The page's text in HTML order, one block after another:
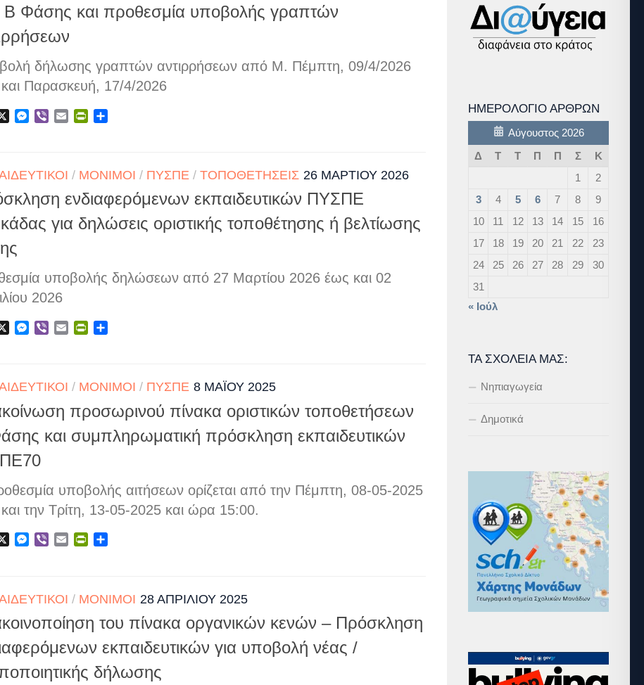
Φάσης και προθεσμία υποβολής γραπτών
δήλωσης γραπτών αντιρρήσεων από Μ. Πέμπτη, 09/4/2026
Παρασκευή, 17/4/2026
Messenger
Viber EmailPrintFriendly
/ ΜΌΝΙΜΟΙ / ΠΥΣΠΕ / ΤΟΠΟΘΕΤΉΣΕΙΣ 26 ΜΑΡΤΊΟΥ 2026
ενδιαφερόμενων εκπαιδευτικών ΠΥΣΠΕ
για δηλώσεις οριστικής τοποθέτησης ή βελτίωσης
υποβολής δηλώσεων από 27 Μαρτίου 2026 έως και 02
2026
Messenger
Viber EmailPrintFriendly
/ ΜΌΝΙΜΟΙ / ΠΥΣΠΕ 8 ΜΑΪ́ΟΥ 2025
προσωρινού πίνακα οριστικών τοποθετήσεων
και συμπληρωματική πρόσκληση εκπαιδευτικών
υποβολής αιτήσεων ορίζεται από την Πέμπτη, 08-05-2025
την Τρίτη, 13-05-2025 και ώρα 15:00.
Messenger
Viber EmailPrintFriendly
/ ΜΌΝΙΜΟΙ 28 ΑΠΡΙΛΊΟΥ 2025
του πίνακα οργανικών κενών – Πρόσκληση
εκπαιδευτικών για υποβολή νέας /
δήλωσης
ΗΜΕΡΟΛΌΓΙΟ ΆΡΘΡΩΝ
Αύγουστος 2026
Δ
Τ Τ Π Π Σ
Κ
1
2
3
4 5 6 7 8
9
10
11 12 13 14 15
16
17
18 19 20 21 22
23
24
25 26 27 28 29
30
31
« Ιούλ
ΤΑ ΣΧΟΛΕΊΑ ΜΑΣ:
Νηπιαγωγεία
Δημοτικά